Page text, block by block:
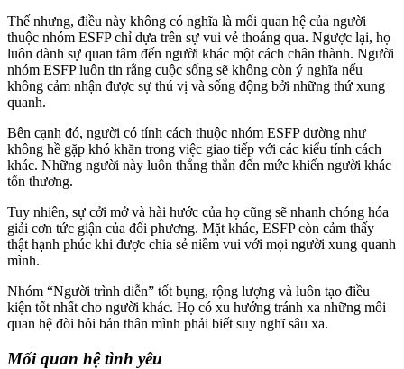
Thế nhưng, điều này không có nghĩa là mối quan hệ của người
thuộc nhóm ESFP chỉ dựa trên sự vui vẻ thoáng qua. Ngược lại, họ
luôn dành sự quan tâm đến người khác một cách chân thành. Người
nhóm ESFP luôn tin rằng cuộc sống sẽ không còn ý nghĩa nếu
không cảm nhận được sự thú vị và sống động bởi những thứ xung
quanh.
Bên cạnh đó, người có tính cách thuộc nhóm ESFP dường như
không hề gặp khó khăn trong việc giao tiếp với các kiểu tính cách
khác. Những người này luôn thẳng thắn đến mức khiến người khác
tổn thương.
Tuy nhiên, sự cởi mở và hài hước của họ cũng sẽ nhanh chóng hóa
giải cơn tức giận của đối phương. Mặt khác, ESFP còn cảm thấy
thật hạnh phúc khi được chia sẻ niềm vui với mọi người xung quanh
mình.
Nhóm “Người trình diễn” tốt bụng, rộng lượng và luôn tạo điều
kiện tốt nhất cho người khác. Họ có xu hướng tránh xa những mối
quan hệ đòi hỏi bản thân mình phải biết suy nghĩ sâu xa.
Mối quan hệ tình yêu